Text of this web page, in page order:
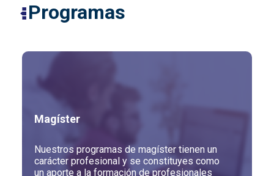
Programas
Magíster
Nuestros programas de magíster tienen un
carácter profesional y se constituyes como
un aporte a la formación de profesionales